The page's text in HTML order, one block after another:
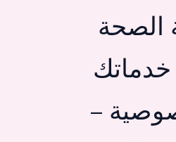
الصحة
خدماتك
–